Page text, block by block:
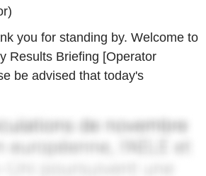
you for standing by. Welcome to
Results Briefing [Operator
be advised that today's